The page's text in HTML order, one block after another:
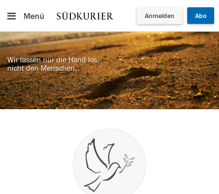
Menü Anmelden Abo
Wir lassen nur die Hand los,
nicht den Menschen.